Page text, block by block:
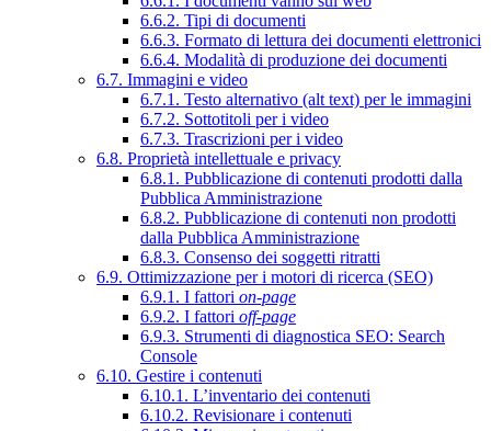
6.6.2. Tipi di documenti
6.6.3. Formato di lettura dei documenti elettronici
6.6.4. Modalità di produzione dei documenti
6.7. Immagini e video
6.7.1. Testo alternativo (alt text) per le immagini
6.7.2. Sottotitoli per i video
6.7.3. Trascrizioni per i video
6.8. Proprietà intellettuale e privacy
6.8.1. Pubblicazione di contenuti prodotti dalla
Pubblica Amministrazione
6.8.2. Pubblicazione di contenuti non prodotti
dalla Pubblica Amministrazione
6.8.3. Consenso dei soggetti ritratti
6.9. Ottimizzazione per i motori di ricerca (SEO)
6.9.1. I fattori on-page
6.9.2. I fattori off-page
6.9.3. Strumenti di diagnostica SEO: Search
Console
6.10. Gestire i contenuti
6.10.1. L’inventario dei contenuti
6.10.2. Revisionare i contenuti